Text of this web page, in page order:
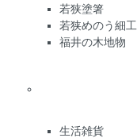
若狭塗箸
若狭めのう細工
福井の木地物
生活雑貨